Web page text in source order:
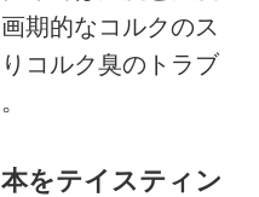
期的なコルクのス
コルク臭のトラブ
をテイスティン